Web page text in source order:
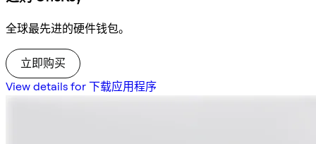
全球最先进的硬件钱包。
立即购买
View details for 下载应用程序